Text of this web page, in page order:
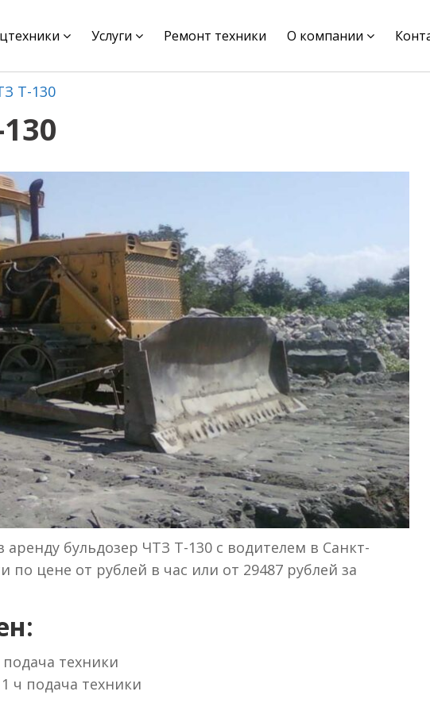
Услуги Ремонт техники О компании
Т-130
бульдозер ЧТЗ Т-130 с водителем в Санкт-
по цене от рублей в час или от 29487 рублей за
техники
ч подача техники